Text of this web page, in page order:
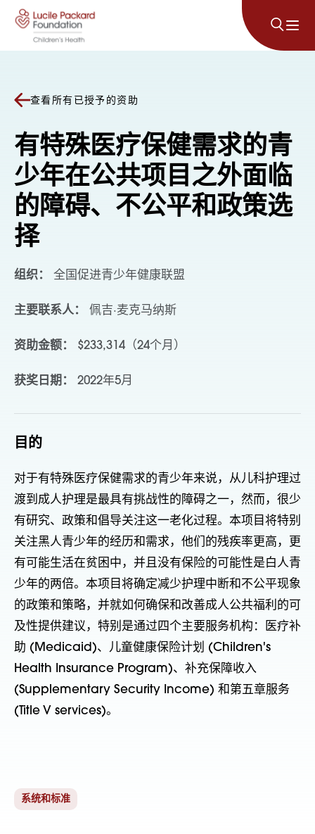
跳至内容
查看所有已授予的资助
有特殊医疗保健需求的青
少年在公共项目之外面临
的障碍、不公平和政策选
择
组织： 全国促进青少年健康联盟
主要联系人： 佩吉·麦克马纳斯
资助金额： $233,314（24个月）
获奖日期： 2022年5月
目的
对于有特殊医疗保健需求的青少年来说，从儿科护理过
渡到成人护理是最具有挑战性的障碍之一，然而，很少
有研究、政策和倡导关注这一老化过程。本项目将特别
关注黑人青少年的经历和需求，他们的残疾率更高，更
有可能生活在贫困中，并且没有保险的可能性是白人青
少年的两倍。本项目将确定减少护理中断和不公平现象
的政策和策略，并就如何确保和改善成人公共福利的可
及性提供建议，特别是通过四个主要服务机构：医疗补
助 (Medicaid)、儿童健康保险计划 (Children's
Health Insurance Program)、补充保障收入
(Supplementary Security Income) 和第五章服务
(Title V services)。
系统和标准